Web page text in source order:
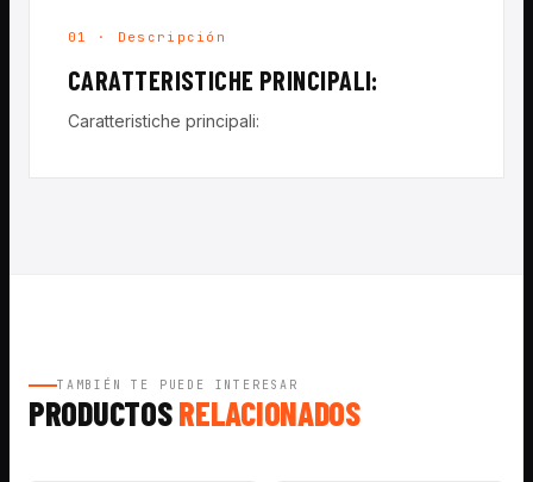
01 · Descripción
CARATTERISTICHE PRINCIPALI:
Caratteristiche principali:
TAMBIÉN TE PUEDE INTERESAR
PRODUCTOSRELACIONADOS